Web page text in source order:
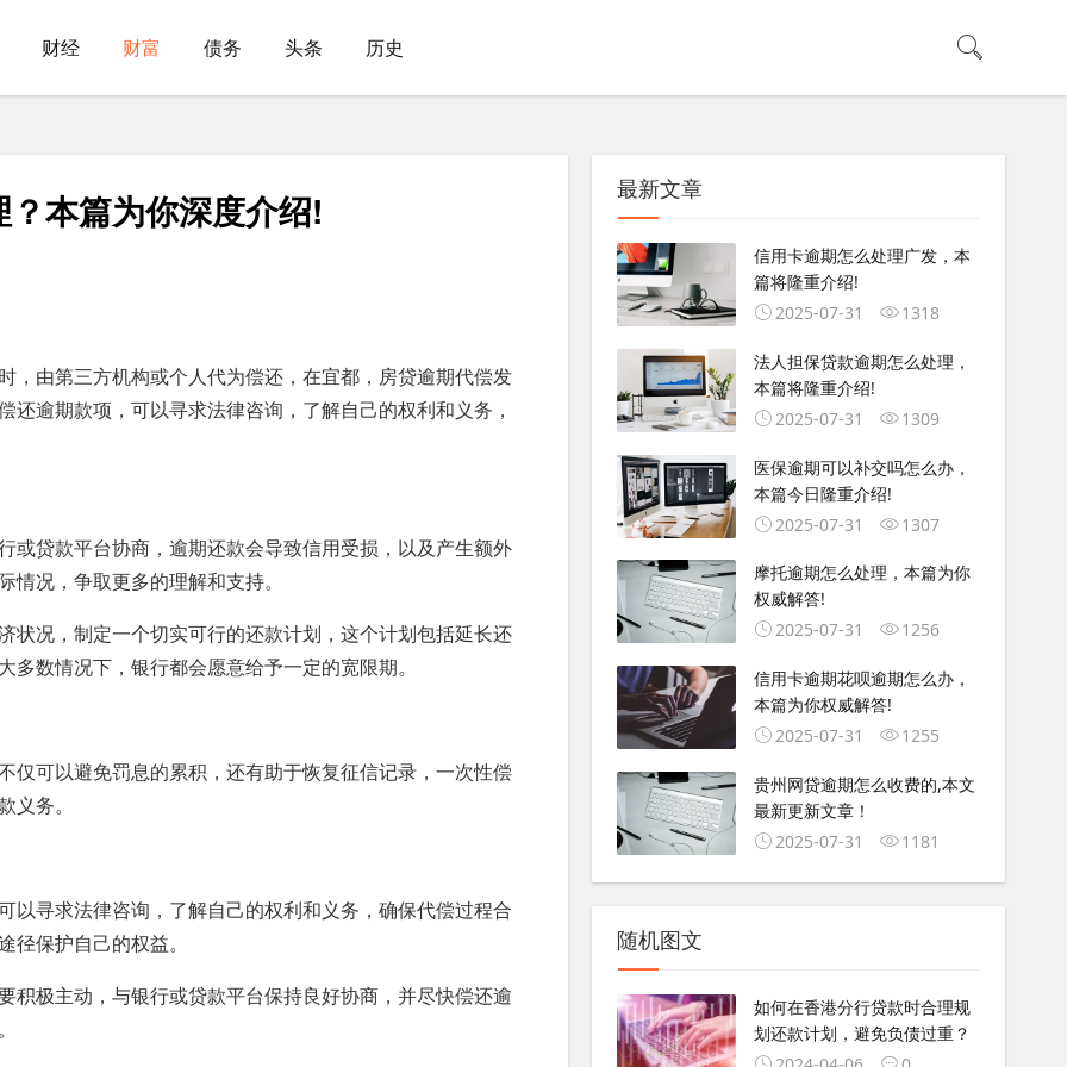
财经 财富 债务 头条 历史
本篇为你深度介绍!
，由第三方机构或个人代为偿还，在宜都，房贷逾期代偿发
逾期款项，可以寻求法律咨询，了解自己的权利和义务，
或贷款平台协商，逾期还款会导致信用受损，以及产生额外
况，争取更多的理解和支持。
状况，制定一个切实可行的还款计划，这个计划包括延长还
数情况下，银行都会愿意给予一定的宽限期。
仅可以避免罚息的累积，还有助于恢复征信记录，一次性偿
务。
以寻求法律咨询，了解自己的权利和义务，确保代偿过程合
保护自己的权益。
积极主动，与银行或贷款平台保持良好协商，并尽快偿还逾
最新文章
信用卡逾期怎么处理广发，本
篇将隆重介绍!
2025-07-31
1318
法人担保贷款逾期怎么处理，
本篇将隆重介绍!
2025-07-31
1309
医保逾期可以补交吗怎么办，
本篇今日隆重介绍!
2025-07-31
1307
摩托逾期怎么处理，本篇为你
权威解答!
2025-07-31
1256
信用卡逾期花呗逾期怎么办，
本篇为你权威解答!
2025-07-31
1255
贵州网贷逾期怎么收费的,本文
最新更新文章！
2025-07-31
1181
随机图文
如何在香港分行贷款时合理规
划还款计划，避免负债过重？